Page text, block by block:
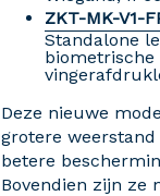
ZKT-MK-V1-
Standalone
biometrische
Deze nieuwe
grotere
betere
Bovendien zijn ze